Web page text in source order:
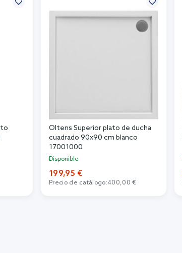
Oltens Superior plato de ducha
cuadrado 90x90 cm blanco
17001000
Disponible
199,95 €
Precio de catálogo:400,00 €